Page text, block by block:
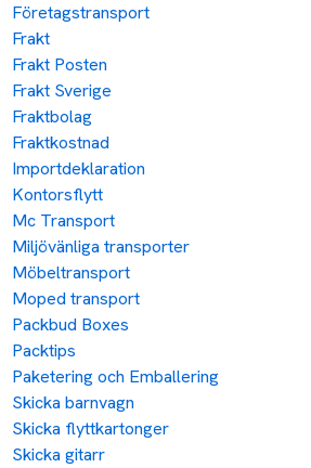
Företagstransport
Frakt
Frakt Posten
Frakt Sverige
Fraktbolag
Fraktkostnad
Importdeklaration
Kontorsflytt
Mc Transport
Miljövänliga transporter
Möbeltransport
Moped transport
Packbud Boxes
Packtips
Paketering och Emballering
Skicka barnvagn
Skicka flyttkartonger
Skicka gitarr